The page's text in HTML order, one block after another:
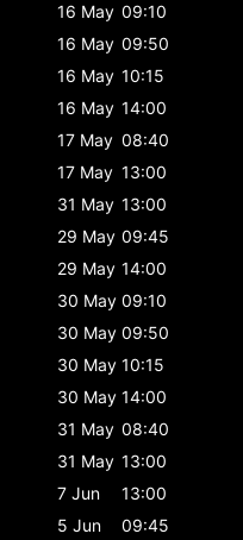
16 May 09:10
16 May 09:50
16 May 10:15
16 May 14:00
17 May 08:40
17 May 13:00
31 May 13:00
29 May 09:45
29 May 14:00
30 May 09:10
30 May 09:50
30 May 10:15
30 May 14:00
31 May 08:40
31 May 13:00
7 Jun
13:00
5 Jun
09:45